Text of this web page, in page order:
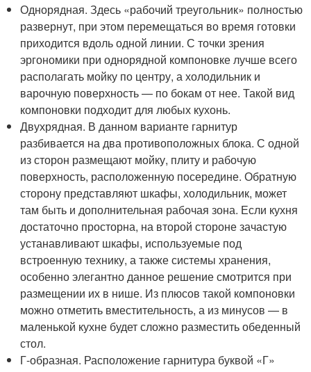
Однорядная. Здесь «рабочий треугольник» полностью
развернут, при этом перемещаться во время готовки
приходится вдоль одной линии. С точки зрения
эргономики при однорядной компоновке лучше всего
располагать мойку по центру, а холодильник и
варочную поверхность — по бокам от нее. Такой вид
компоновки подходит для любых кухонь.
Двухрядная. В данном варианте гарнитур
разбивается на два противоположных блока. С одной
из сторон размещают мойку, плиту и рабочую
поверхность, расположенную посередине. Обратную
сторону представляют шкафы, холодильник, может
там быть и дополнительная рабочая зона. Если кухня
достаточно просторна, на второй стороне зачастую
устанавливают шкафы, используемые под
встроенную технику, а также системы хранения,
особенно элегантно данное решение смотрится при
размещении их в нише. Из плюсов такой компоновки
можно отметить вместительность, а из минусов — в
маленькой кухне будет сложно разместить обеденный
стол.
Г-образная. Расположение гарнитура буквой «Г»